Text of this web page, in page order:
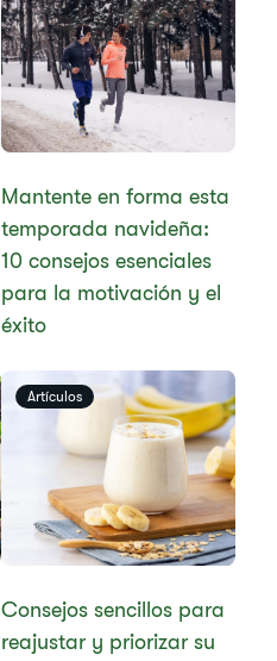
Mantente en forma esta
temporada navideña:
10 consejos esenciales
para la motivación y el
éxito
Artículos
Consejos sencillos para
reajustar y priorizar su